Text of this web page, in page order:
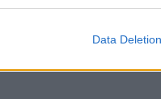
Data Deletion
bilen utanför
eftersom vid